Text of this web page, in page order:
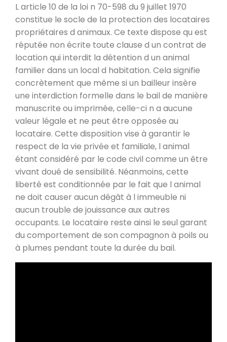
L article 10 de la loi n 70-598 du 9 juillet 1970
constitue le socle de la protection des locataires
propriétaires d animaux. Ce texte dispose qu est
réputée non écrite toute clause d un contrat de
location qui interdit la détention d un animal
familier dans un local d habitation. Cela signifie
concrètement que même si un bailleur insère
une interdiction formelle dans le bail de manière
manuscrite ou imprimée, celle-ci n a aucune
valeur légale et ne peut être opposée au
locataire. Cette disposition vise à garantir le
respect de la vie privée et familiale, l animal
étant considéré par le code civil comme un être
vivant doué de sensibilité. Néanmoins, cette
liberté est conditionnée par le fait que l animal
ne doit causer aucun dégât à l immeuble ni
aucun trouble de jouissance aux autres
occupants. Le locataire reste ainsi le seul garant
du comportement de son compagnon à poils ou
à plumes pendant toute la durée du bail.